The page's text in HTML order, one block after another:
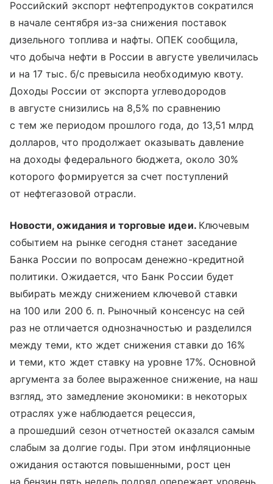
Российский экспорт нефтепродуктов сократился
в начале сентября из-за снижения поставок
дизельного топлива и нафты. ОПЕК сообщила,
что добыча нефти в России в августе увеличилась
и на 17 тыс. б/с превысила необходимую квоту.
Доходы России от экспорта углеводородов
в августе снизились на 8,5% по сравнению
с тем же периодом прошлого года, до 13,51 млрд
долларов, что продолжает оказывать давление
на доходы федерального бюджета, около 30%
которого формируется за счет поступлений
от нефтегазовой отрасли.
Новости, ожидания и торговые идеи. Ключевым
событием на рынке сегодня станет заседание
Банка России по вопросам денежно-кредитной
политики. Ожидается, что Банк России будет
выбирать между снижением ключевой ставки
на 100 или 200 б. п. Рыночный консенсус на сей
раз не отличается однозначностью и разделился
между теми, кто ждет снижения ставки до 16%
и теми, кто ждет ставку на уровне 17%. Основной
аргумента за более выраженное снижение, на наш
взгляд, это замедление экономики: в некоторых
отраслях уже наблюдается рецессия,
а прошедший сезон отчетностей оказался самым
слабым за долгие годы. При этом инфляционные
ожидания остаются повышенными, рост цен
на бензин пять недель подряд опережает уровень